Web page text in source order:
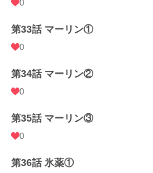
0
第33話 マーリン①
0
第34話 マーリン②
0
第35話 マーリン③
0
第36話 氷薬①